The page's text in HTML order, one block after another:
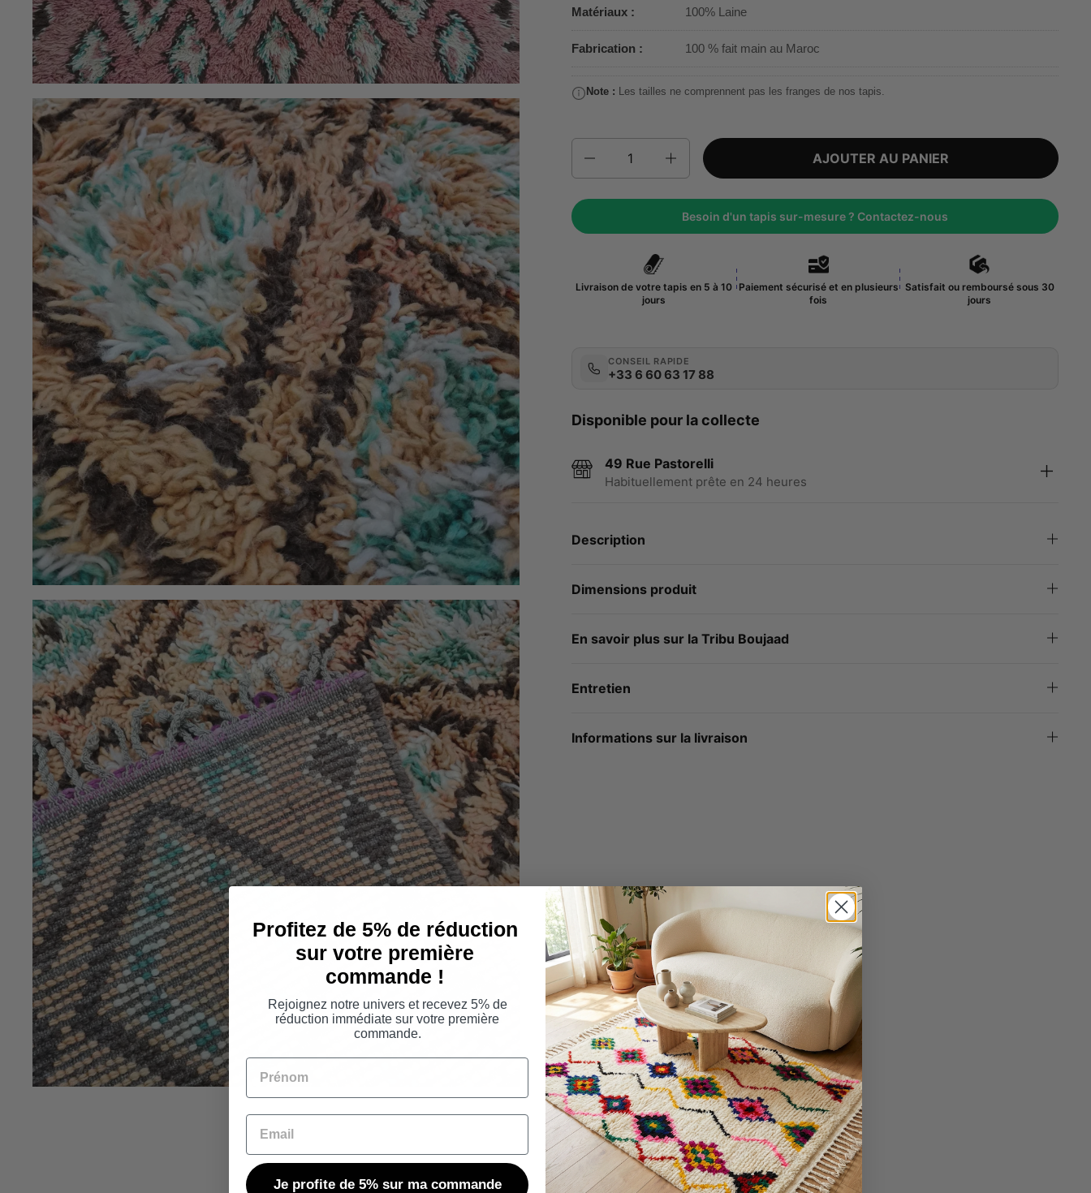
Matériaux : 100% Laine
Fabrication : 100 % fait main au Maroc
Note : Les tailles ne comprennent pas les franges de nos tapis.
AJOUTER AU PANIER
Besoin d'un tapis sur-mesure ? Contactez-nous
Livraison de votre tapis en 5 à 10
jours
Paiement sécurisé et en plusieurs
fois
Satisfait ou remboursé sous 30
jours
CONSEIL RAPIDE
+33 6 60 63 17 88
Disponible pour la collecte
49 Rue Pastorelli
Habituellement prête en 24 heures
Description
Dimensions produit
En savoir plus sur la Tribu Boujaad
Entretien
Informations sur la livraison
Profitez de 5% de réduction
sur votre première
commande !
Rejoignez notre univers et recevez 5% de
réduction immédiate sur votre première
commande.
Prénom
Email
Je profite de 5% sur ma commande